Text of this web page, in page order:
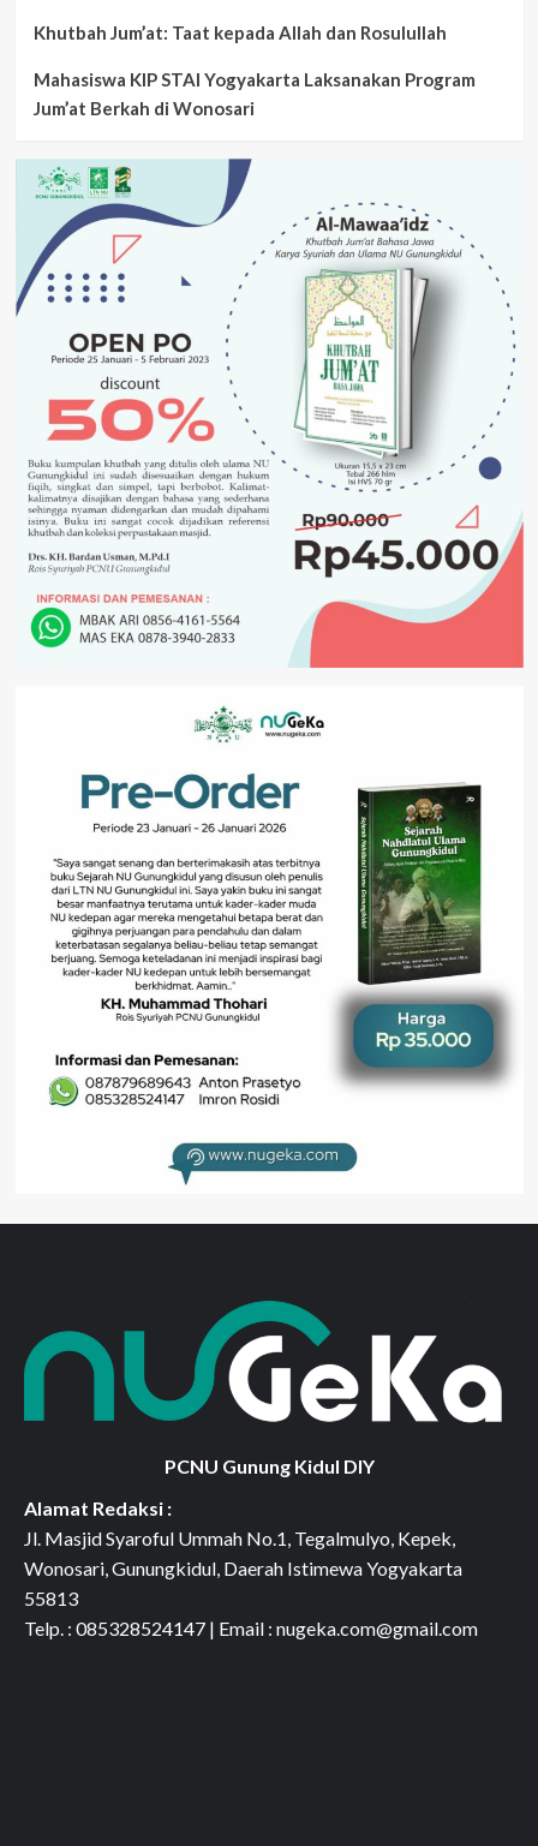
Khutbah Jum’at: Taat kepada Allah dan Rosulullah
Mahasiswa KIP STAI Yogyakarta Laksanakan Program
Jum’at Berkah di Wonosari
PCNU Gunung Kidul DIY
Alamat Redaksi :
Jl. Masjid Syaroful Ummah No.1, Tegalmulyo, Kepek,
Wonosari, Gunungkidul, Daerah Istimewa Yogyakarta
55813
Telp. : 085328524147 | Email : nugeka.com@gmail.com